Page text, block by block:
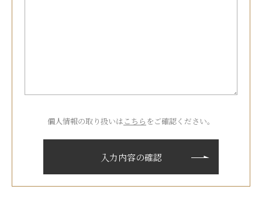
個人情報の取り扱いはこちら をご確認ください。